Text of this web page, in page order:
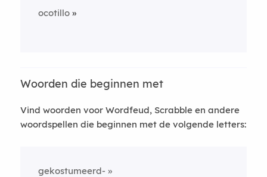
ocotillo
Woorden die beginnen met
Vind woorden voor Wordfeud, Scrabble en andere
woordspellen die beginnen met de volgende letters:
gekostumeerd-